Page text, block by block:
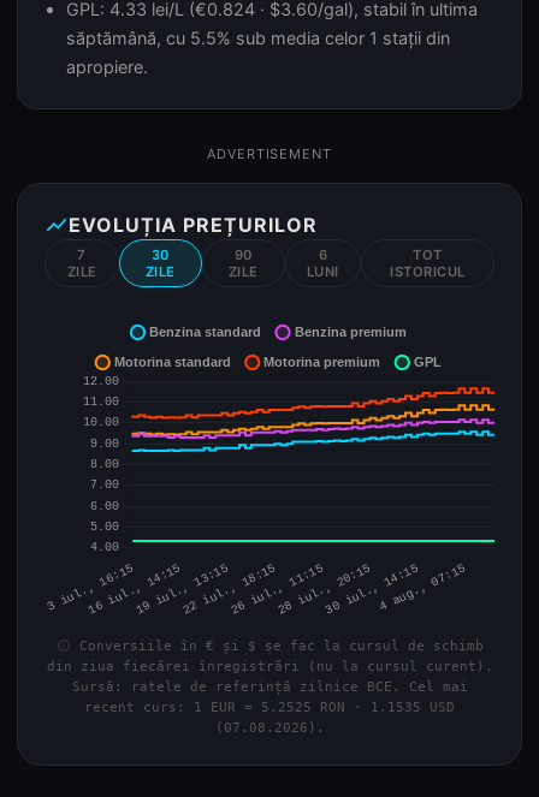
GPL: 4.33 lei/L (€0.824 · $3.60/gal), stabil în ultima
săptămână, cu 5.5% sub media celor 1 stații din
apropiere.
ADVERTISEMENT
show_chartEVOLUȚIA PREȚURILOR
7
ZILE
30
ZILE
90
ZILE
6
LUNI
TOT
ISTORICUL
info Conversiile în € și $ se fac la cursul de schimb
din ziua fiecărei înregistrări (nu la cursul curent).
Sursă: ratele de referință zilnice BCE. Cel mai
recent curs: 1 EUR = 5.2525 RON · 1.1535 USD
(07.08.2026).